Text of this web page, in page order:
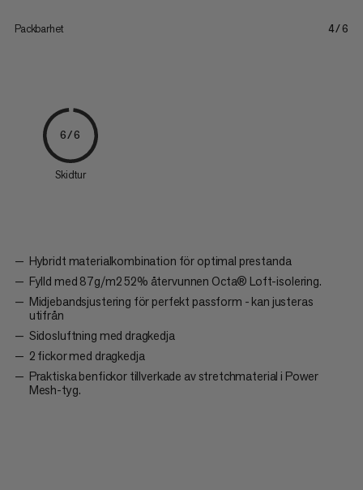
Packbarhet 4/6
6/6
Skidtur
Hybridt materialkombination för optimal prestanda
Fylld med 87g/m2 52% återvunnen Octa® Loft-isolering.
Midjebandsjustering för perfekt passform - kan justeras
utifrån
Sidosluftning med dragkedja
2 fickor med dragkedja
Praktiska benfickor tillverkade av stretchmaterial i Power
Mesh-tyg.